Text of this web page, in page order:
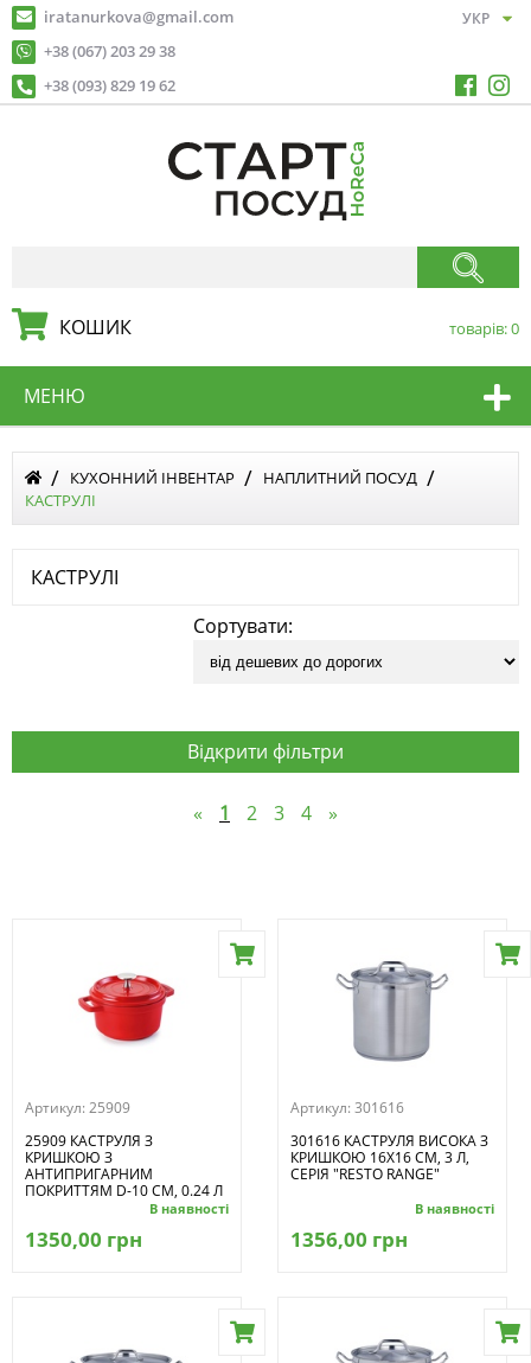
iratanurkova@gmail.com
+38 (067) 203 29 38
+38 (093) 829 19 62
КОШИК товарів:0
МЕНЮ
КУХОННИЙ ІНВЕНТАР
НАПЛИТНИЙ ПОСУД
КАСТРУЛІ
КАСТРУЛІ
Сортувати:
Відкрити фільтри
« 1 2 3 4 »
Артикул: 25909
25909 КАСТРУЛЯ З
КРИШКОЮ З
АНТИПРИГАРНИМ
ПОКРИТТЯМ D-10 СМ, 0.24 Л
В наявності
1350,00 грн
Артикул: 301616
301616 КАСТРУЛЯ ВИСОКА З
КРИШКОЮ 16Х16 СМ, 3 Л,
СЕРІЯ "RESTO RANGE"
В наявності
1356,00 грн